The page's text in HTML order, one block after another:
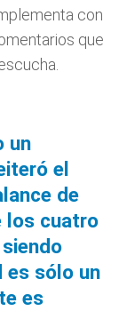
con
que
un
el
de
los cuatro
es sólo un
es